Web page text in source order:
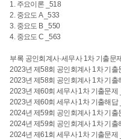
1. 주요이론 _518
2. 중요도 A _533
3. 중요도 B _550
4. 중요도 C _563
부록 공인회계사·세무사 1차 기출문
2023년 제58회 공인회계사 1차 기출
2023년 제58회 공인회계사 1차 기출
2023년 제60회 세무사 1차 기출문제
2023년 제60회 세무사 1차 기출해답
2024년 제59회 공인회계사 1차 기출
2024년 제59회 공인회계사 1차 기출
2024년 제61회 세무사 1차 기출문제